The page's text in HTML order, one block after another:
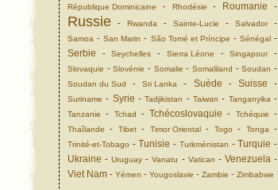
République Dominicaine - Rhodésie - Roumanie -
Russie - Rwanda - Sainte-Lucie - Salvador-
Samoa -San Marin - São Tomé et Príncipe - Sénégal-
Serbie -Seychelles - Sierra Léone -Singapour-
Slovaquie -Slovénie - Somalie -Somaliland -Soudan -
Soudan du Sud -Sri Lanka - Suède - Suisse -
Suriname - Syrie -Tadjikistan -Taiwan - Tanganyika -
Tanzanie - Tchad -Tchécoslovaquie - Tchéquie -
Thaîlande - Tibet- Timor Oriental- Togo - Tonga -
Trinité-et-Tobago -Tunisie - Turkménistan -Turquie -
Ukraine -Uruguay -Vanatu - Vatican - Venezuela -
Viet Nam - Yémen - Yougoslavie - Zambie - Zimbabwe